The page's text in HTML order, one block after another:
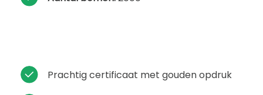
Prachtig certificaat met gouden opdruk